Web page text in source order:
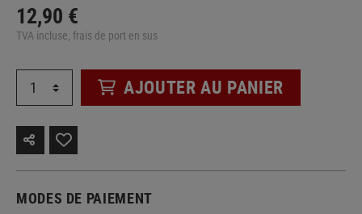
12,90 €
TVA incluse, frais de port en sus
AJOUTER AU PANIER
MODES DE PAIEMENT